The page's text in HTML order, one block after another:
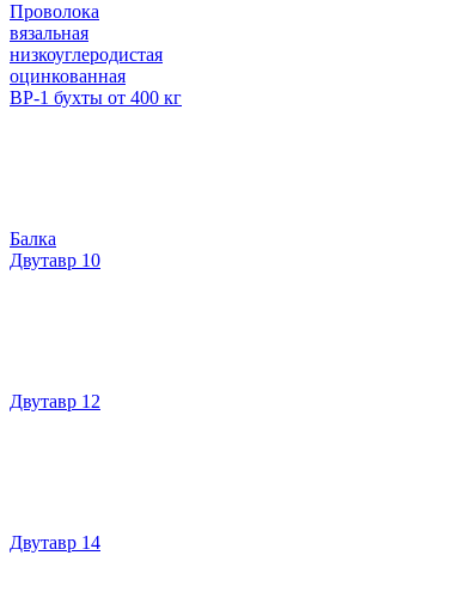
Проволока
вязальная
низкоуглеродистая
оцинкованная
ВР-1 бухты от 400 кг
Балка
Двутавр 10
Двутавр 12
Двутавр 14